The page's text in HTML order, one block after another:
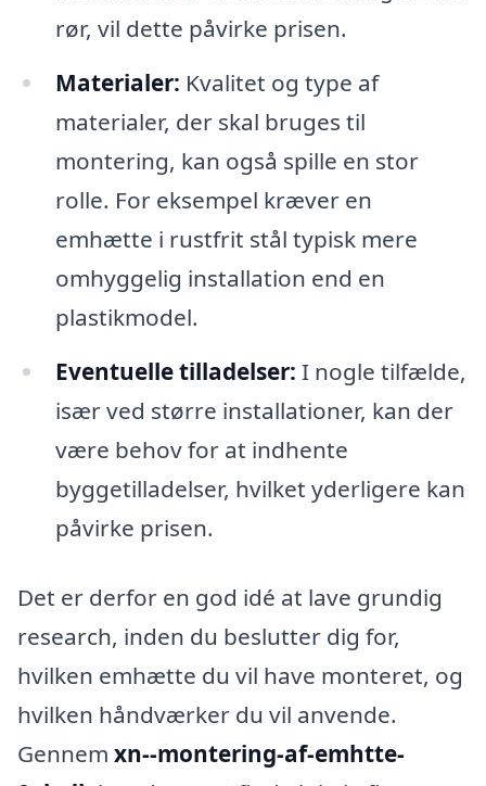
rør, vil dette påvirke prisen.
Materialer: Kvalitet og type af
materialer, der skal bruges til
montering, kan også spille en stor
rolle. For eksempel kræver en
emhætte i rustfrit stål typisk mere
omhyggelig installation end en
plastikmodel.
Eventuelle tilladelser: I nogle tilfælde,
især ved større installationer, kan der
være behov for at indhente
byggetilladelser, hvilket yderligere kan
påvirke prisen.
Det er derfor en god idé at lave grundig
research, inden du beslutter dig for,
hvilken emhætte du vil have monteret, og
hvilken håndværker du vil anvende.
Gennem xn--montering-af-emhtte-